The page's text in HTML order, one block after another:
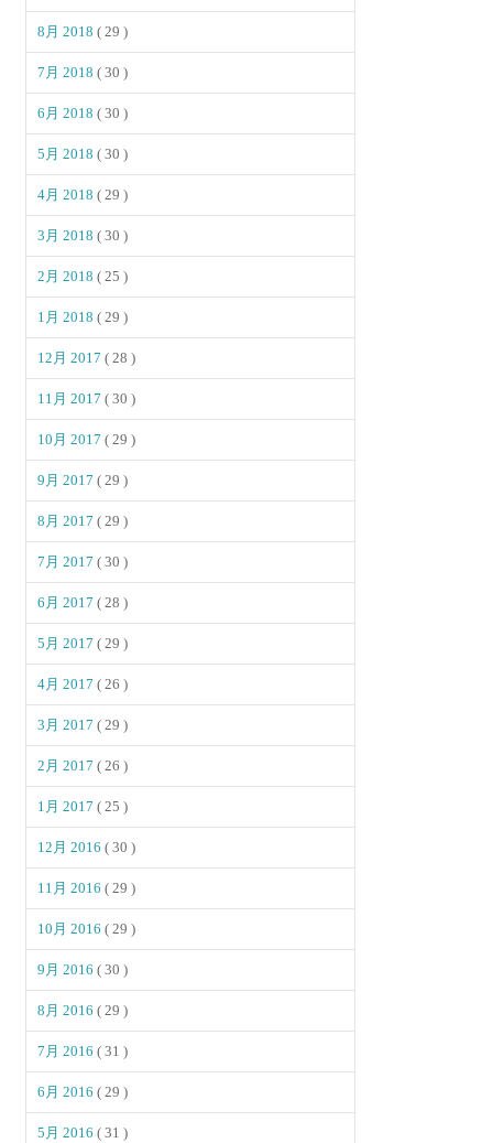
8月 2018( 29 )
7月 2018( 30 )
6月 2018( 30 )
5月 2018( 30 )
4月 2018( 29 )
3月 2018( 30 )
2月 2018( 25 )
1月 2018( 29 )
12月 2017( 28 )
11月 2017( 30 )
10月 2017( 29 )
9月 2017( 29 )
8月 2017( 29 )
7月 2017( 30 )
6月 2017( 28 )
5月 2017( 29 )
4月 2017( 26 )
3月 2017( 29 )
2月 2017( 26 )
1月 2017( 25 )
12月 2016( 30 )
11月 2016( 29 )
10月 2016( 29 )
9月 2016( 30 )
8月 2016( 29 )
7月 2016( 31 )
6月 2016( 29 )
5月 2016( 31 )